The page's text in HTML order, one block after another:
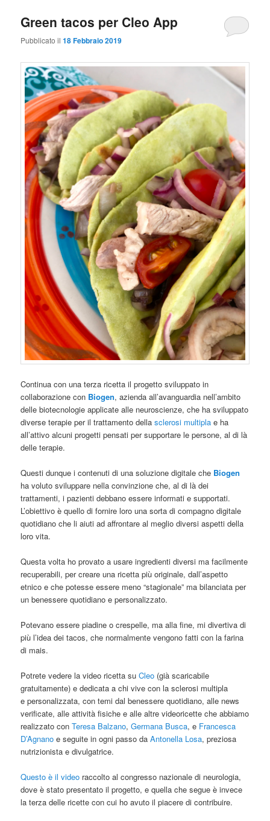
Green tacos per Cleo App
Pubblicato il18 Febbraio 2019
Continua con una terza ricetta il progetto sviluppato in
collaborazione con Biogen, azienda all’avanguardia nell’ambito
delle biotecnologie applicate alle neuroscienze, che ha sviluppato
diverse terapie per il trattamento dellasclerosi multipla e ha
all’attivo alcuni progetti pensati per supportare le persone, al di là
delle terapie.
Questi dunque i contenuti di una soluzione digitale che Biogen
ha voluto sviluppare nella convinzione che, al di là dei
trattamenti, i pazienti debbano essere informati e supportati.
L’obiettivo è quello di fornire loro una sorta di compagno digitale
quotidiano che li aiuti ad affrontare al meglio diversi aspetti della
loro vita.
Questa volta ho provato a usare ingredienti diversi ma facilmente
recuperabili, per creare una ricetta più originale, dall’aspetto
etnico e che potesse essere meno “stagionale” ma bilanciata per
un benessere quotidiano e personalizzato.
Potevano essere piadine o crespelle, ma alla fine, mi divertiva di
più l’idea dei tacos, che normalmente vengono fatti con la farina
di mais.
Potrete vedere la video ricetta suCleo (già scaricabile
gratuitamente) e dedicata a chi vive con la sclerosi multipla
e personalizzata, con temi dal benessere quotidiano, alle news
verificate, alle attività fisiche e alle altre videoricette che abbiamo
realizzato conTeresa Balzano,Germana Busca, e Francesca
D’Agnano e seguite in ogni passo daAntonella Losa, preziosa
nutrizionista e divulgatrice.
Questo è il video raccolto al congresso nazionale di neurologia,
dove è stato presentato il progetto, e quella che segue è invece
la terza delle ricette con cui ho avuto il piacere di contribuire.